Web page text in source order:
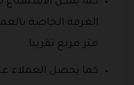
كما يمكن الاستمتاع
متر مربع تقريبا.
كما يحصل العملاء